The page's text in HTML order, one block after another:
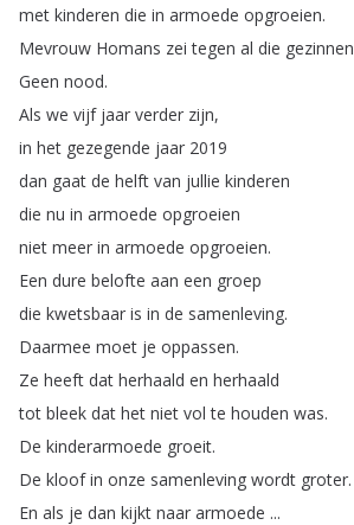
met kinderen die in armoede opgroeien.
Mevrouw Homans zei tegen al die gezinnen
Geen nood.
Als we vijf jaar verder zijn,
in het gezegende jaar 2019
dan gaat de helft van jullie kinderen
die nu in armoede opgroeien
niet meer in armoede opgroeien.
Een dure belofte aan een groep
die kwetsbaar is in de samenleving.
Daarmee moet je oppassen.
Ze heeft dat herhaald en herhaald
tot bleek dat het niet vol te houden was.
De kinderarmoede groeit.
De kloof in onze samenleving wordt groter.
En als je dan kijkt naar armoede ...